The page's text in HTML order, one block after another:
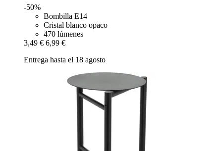
-50%
Bombilla E14
Cristal blanco opaco
470 lúmenes
3,49 € 6,99 €
Entrega hasta el 18 agosto